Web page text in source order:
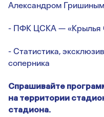
Александром Гришиным
- ПФК ЦСКА — «Крылья
- Статистика,
соперника
Спрашивайте
на территории
стадиона.